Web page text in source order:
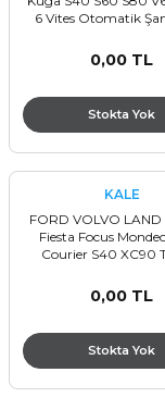
6 Vites Otomatik
0,00 TL
Stokta Yok
KALE
FORD VOLVO LAND
Fiesta Focus
Courier S40 XC90
Kapağı
3M5H8100AA
0,00 TL
Stokta Yok